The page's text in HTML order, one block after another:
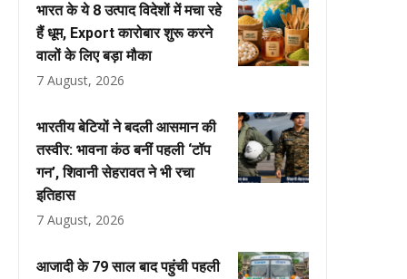
भारत के ये 8 उत्पाद विदेशों में मचा रहे
हैं धूम, Export कारोबार शुरू करने
वालों के लिए बड़ा मौका
7 August, 2026
भारतीय बेटियों ने बदली आसमान की
तस्वीर: भावना कंठ बनीं पहली ‘टॉप
गन’, शिवानी सेहरावत ने भी रचा
इतिहास
7 August, 2026
आजादी के 79 साल बाद पहुंची पहली